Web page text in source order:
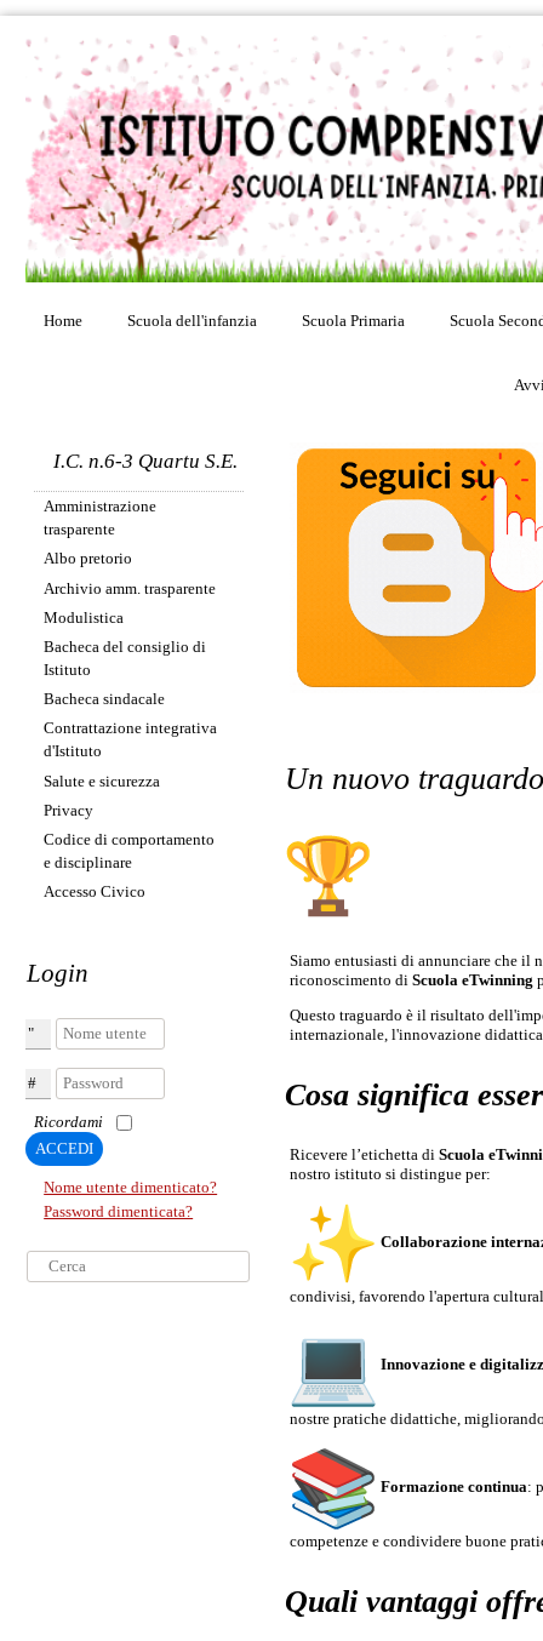
Home Scuola dell'infanzia Scuola Primaria Scuola
I.C. n.6-3 Quartu S.E.
Amministrazione
trasparente
Albo pretorio
Archivio amm. trasparente
Modulistica
Bacheca del consiglio di
Istituto
Bacheca sindacale
Contrattazione integrativa
d'Istituto
Salute e sicurezza
Privacy
Codice di comportamento
e disciplinare
Accesso Civico
Login
Nome utente
Password
Ricordami
ACCEDI
Nome utente dimenticato?
Password dimenticata?
Cerca...
Un nuovo
Siamo entusiasti di annunciare che il
riconoscimento diScuola eTwinning
Questo traguardo è il risultato
internazionale, l'innovazione
Cosa significa
Ricevere l’etichetta diScuola
nostro istituto si distingue per:
Collaborazione
condivisi, favorendo l'apertura
Innovazione e
nostre pratiche didattiche,
Formazione continua:
competenze e condividere buone
Quali vantaggi